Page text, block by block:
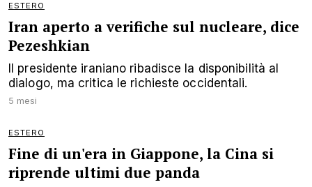
ESTERO
Iran aperto a verifiche sul nucleare, dice
Pezeshkian
Il presidente iraniano ribadisce la disponibilità al
dialogo, ma critica le richieste occidentali.
5 mesi
ESTERO
Fine di un'era in Giappone, la Cina si
riprende ultimi due panda